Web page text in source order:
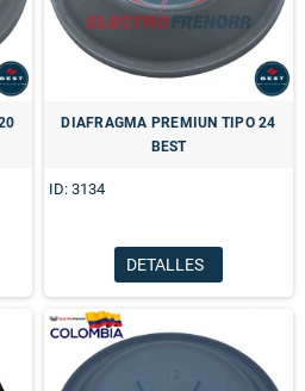
DIAFRAGMA PREMIUN TIPO 24
BEST
ID: 3134
DETALLES